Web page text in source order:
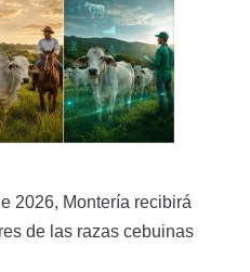
2026, Montería recibirá
de las razas cebuinas